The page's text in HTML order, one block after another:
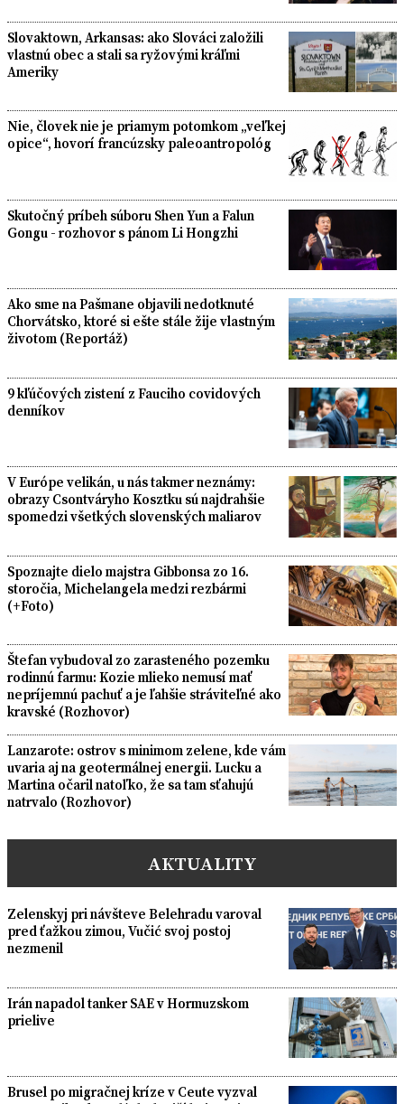
Slovaktown, Arkansas: ako Slováci založili
vlastnú obec a stali sa ryžovými kráľmi
Ameriky
Nie, človek nie je priamym potomkom „veľkej
opice“, hovorí francúzsky paleoantropológ
Skutočný príbeh súboru Shen Yun a Falun
Gongu - rozhovor s pánom Li Hongzhi
Ako sme na Pašmane objavili nedotknuté
Chorvátsko, ktoré si ešte stále žije vlastným
životom (Reportáž)
9 kľúčových zistení z Fauciho covidových
denníkov
V Európe velikán, u nás takmer neznámy:
obrazy Csontváryho Kosztku sú najdrahšie
spomedzi všetkých slovenských maliarov
Spoznajte dielo majstra Gibbonsa zo 16.
storočia, Michelangela medzi rezbármi
(+Foto)
Štefan vybudoval zo zarasteného pozemku
rodinnú farmu: Kozie mlieko nemusí mať
nepríjemnú pachuť a je ľahšie stráviteľné ako
kravské (Rozhovor)
Lanzarote: ostrov s minimom zelene, kde vám
uvaria aj na geotermálnej energii. Lucku a
Martina očaril natoľko, že sa tam sťahujú
natrvalo (Rozhovor)
AKTUALITY
Zelenskyj pri návšteve Belehradu varoval
pred ťažkou zimou, Vučić svoj postoj
nezmenil
Irán napadol tanker SAE v Hormuzskom
prielive
Brusel po migračnej kríze v Ceute vyzval